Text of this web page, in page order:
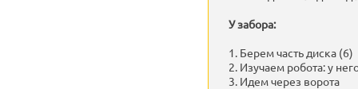
У забора:
1. Берем часть диска (6)
2. Изучаем робота: у
3. Идем через ворота